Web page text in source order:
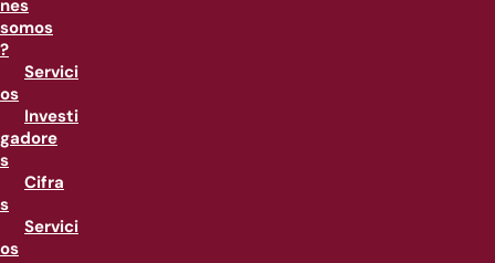
nes
somos
?
Servici
os
Investi
gadore
s
Cifra
s
Servici
os